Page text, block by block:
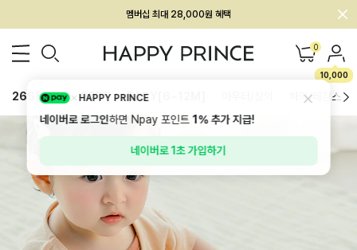
멤버십 최대 28,000원 혜택
0
10,000
26SS 신상 BEST BABY[6~12M] 하의/레깅스
HAPPY PRINCE
네이버로 로그인하면 Npay 포인트1%추가 지급!
네이버로 1초 가입하기